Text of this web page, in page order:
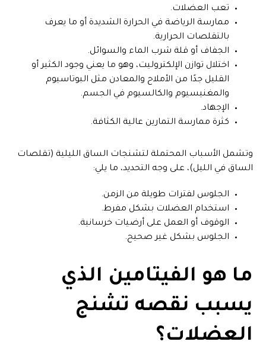
تعب العضلات.
ممارسة الرياضة في الحرارة الشديدة أو ما يعرف
بالتقلصات الحرارية.
الجفاف أو قلة شرب الماء والسوائل.
اختلال توازن الإلكتروليت، وهو ما يعني وجود الكثير أو
القليل جدًا من الأملاح والمعادن مثل البوتاسيوم
والمغنيسيوم والكالسيوم في الجسم.
الإجهاد.
كثرة ممارسة التمارين عالية الكثافة.
وتشمل الأسباب المحتملة لتشنجات الساق الليلية (تقلصات
الساق في الليل)، على وجه التحديد، ما يلي:
الجلوس لفترات طويلة من الزمن.
استخدام العضلات بشكل مفرط.
الوقوف أو العمل على أرضيات خرسانية.
الجلوس بشكل غير صحيح.
ما هو الفيتامين الذي
يسبب نقصه تشنج
العضلات؟